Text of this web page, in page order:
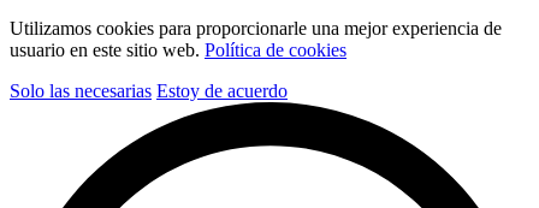
Utilizamos cookies para proporcionarle una mejor experiencia de
usuario en este sitio web. Política de cookies
Solo las necesarias Estoy de acuerdo